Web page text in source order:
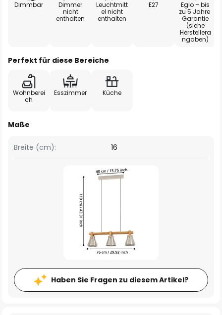
Dimmbar
Dimmer
nicht
enthalten
Leuchtmitt
el nicht
enthalten
E27
Eglo – bis
zu 5 Jahre
Garantie
(siehe
Herstellera
ngaben)
Perfekt für diese Bereiche
Wohnberei
ch
Esszimmer Küche
Maße
Breite (cm): 16
Haben Sie Fragen zu diesem Artikel?